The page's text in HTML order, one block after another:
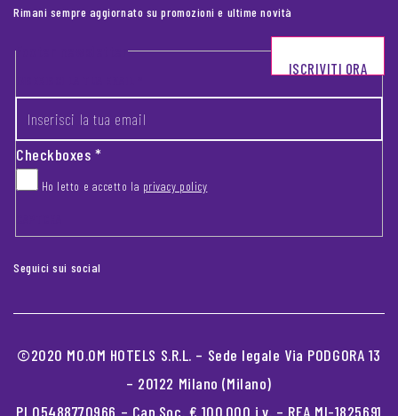
Rimani sempre aggiornato su promozioni e ultime novità
Footer newsletter
Checkboxes*
Ho letto e accetto la privacy policy
ISCRIVITI ORA
Seguici sui social
©2020 MO.OM HOTELS S.R.L. – Sede legale Via PODGORA 13
– 20122 Milano (Milano)
PI 05488770966 – Cap.Soc. € 100.000 i.v. – REA MI-1825691